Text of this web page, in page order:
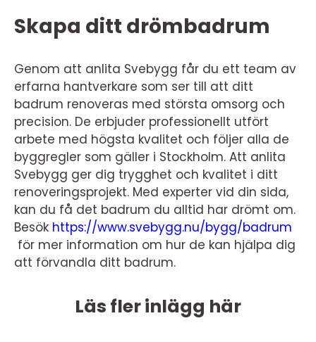
Skapa ditt drömbadrum
Genom att anlita Svebygg får du ett team av
erfarna hantverkare som ser till att ditt
badrum renoveras med största omsorg och
precision. De erbjuder professionellt utfört
arbete med högsta kvalitet och följer alla de
byggregler som gäller i Stockholm. Att anlita
Svebygg ger dig trygghet och kvalitet i ditt
renoveringsprojekt. Med experter vid din sida,
kan du få det badrum du alltid har drömt om.
Besök https://www.svebygg.nu/bygg/badrum
för mer information om hur de kan hjälpa dig
att förvandla ditt badrum.
Läs fler inlägg här